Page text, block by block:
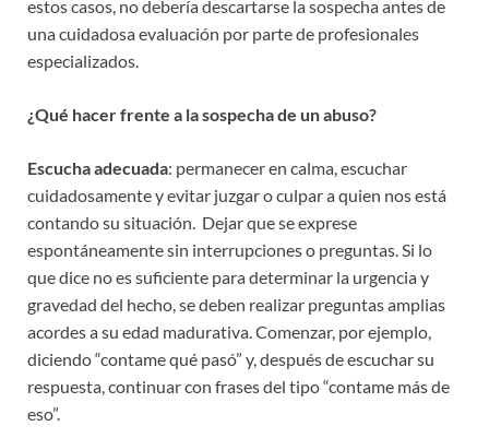
estos casos, no debería descartarse la sospecha antes de
una cuidadosa evaluación por parte de profesionales
especializados.
¿Qué hacer frente a la sospecha de un abuso?
Escucha adecuada: permanecer en calma, escuchar
cuidadosamente y evitar juzgar o culpar a quien nos está
contando su situación. Dejar que se exprese
espontáneamente sin interrupciones o preguntas. Si lo
que dice no es suficiente para determinar la urgencia y
gravedad del hecho, se deben realizar preguntas amplias
acordes a su edad madurativa. Comenzar, por ejemplo,
diciendo “contame qué pasó” y, después de escuchar su
respuesta, continuar con frases del tipo “contame más de
eso”.